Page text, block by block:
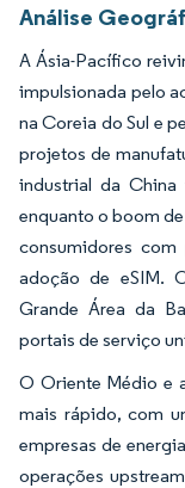
Análise
A Ásia-Pacífico
impulsionada pelo
na Coreia do Sul e
projetos de
industrial da
enquanto o boom
consumidores
adoção de eSIM.
Grande Área da
portais de serviço
O Oriente Médio e
mais rápido, com
empresas de
operações